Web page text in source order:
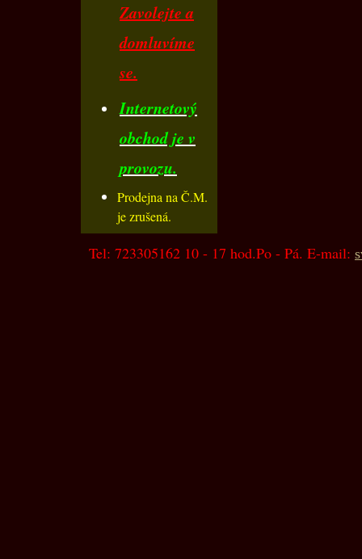
Zavolejte a
domluvíme
se.
Internetový
obchod je v
provozu.
Prodejna na Č.M.
je zrušená.
Tel: 723305162 10 - 17 hod.Po - Pá. E-mail: